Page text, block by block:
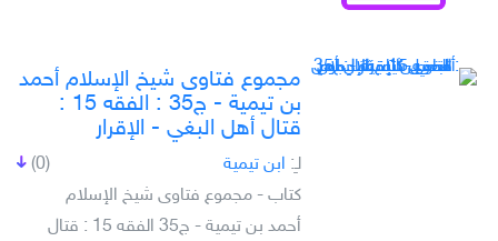
مجموع فتاوى شيخ الإسلام أحمد
بن تيمية - ج35 : الفقه 15 :
قتال أهل البغي - الإقرار
(0) لـِ: ابن تيمية
كتاب - مجموع فتاوى شيخ الإسلام
أحمد بن تيمية - ج35 الفقه 15 : قتال